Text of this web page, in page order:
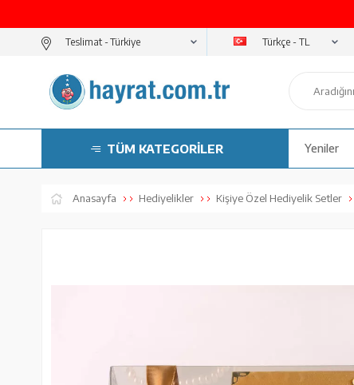
Teslimat - Türkçe - TL
TÜM KATEGORİLER Yeniler
Anasayfa Hediyelikler Kişiye Özel Hediyelik Setler